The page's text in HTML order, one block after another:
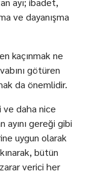
ve dayanışma
kaçınmak ne
götüren
da önemlidir.
daha nice
ayını gereği gibi
uygun olarak
bütün
verici her